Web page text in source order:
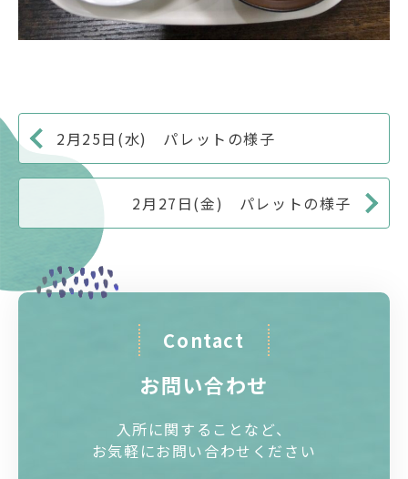
2月25日(水) パレットの様子
2月27日(金) パレットの様子
Contact
お問い合わせ
入所に関することなど、
お気軽にお問い合わせください